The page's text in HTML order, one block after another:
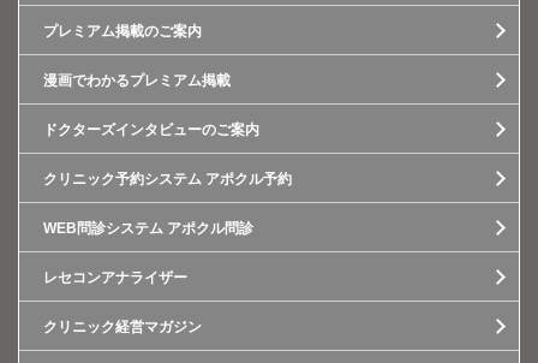
プレミアム掲載のご案内
漫画でわかるプレミアム掲載
ドクターズインタビューのご案内
クリニック予約システム アポクル予約
WEB問診システム アポクル問診
レセコンアナライザー
クリニック経営マガジン